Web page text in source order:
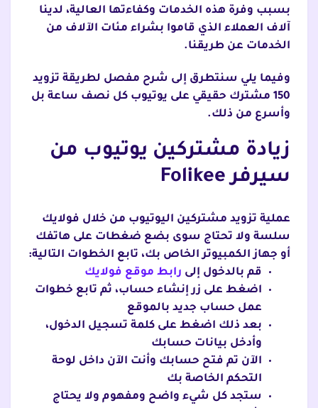
بسبب وفرة هذه الخدمات وكفاءتها العالية، لدينا
آلاف العملاء الذي قاموا بشراء مئات الآلاف من
الخدمات عن طريقنا.
وفيما يلي سنتطرق إلى شرح مفصل لطريقة تزويد
150 مشترك حقيقي على يوتيوب كل نصف ساعة بل
وأسرع من ذلك.
زيادة مشتركين يوتيوب من
سيرفر Folikee
عملية تزويد مشتركين اليوتيوب من خلال فولايك
سلسة ولا تحتاج سوى بضع ضغطات على هاتفك
أو جهاز الكمبيوتر الخاص بك، تابع الخطوات التالية:
قم بالدخول إلى رابط موقع فولايك
اضغط على زر إنشاء حساب، ثم تابع خطوات
عمل حساب جديد بالموقع
بعد ذلك اضغط على كلمة تسجيل الدخول،
وأدخل بيانات حسابك
الآن تم فتح حسابك وأنت الآن داخل لوحة
التحكم الخاصة بك
ستجد كل شيء واضح ومفهوم ولا يحتاج